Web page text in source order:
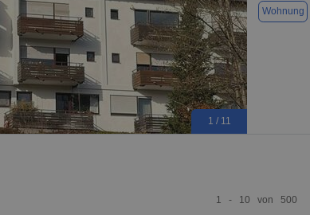
1 / 11
Wohnung
1 - 10 von 500